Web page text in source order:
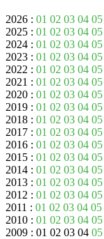
2026 : 01 02 03 04 05
2025 : 01 02 03 04 05
2024 : 01 02 03 04 05
2023 : 01 02 03 04 05
2022 : 01 02 03 04 05
2021 : 01 02 03 04 05
2020 : 01 02 03 04 05
2019 : 01 02 03 04 05
2018 : 01 02 03 04 05
2017 : 01 02 03 04 05
2016 : 01 02 03 04 05
2015 : 01 02 03 04 05
2014 : 01 02 03 04 05
2013 : 01 02 03 04 05
2012 : 01 02 03 04 05
2011 : 01 02 03 04 05
2010 : 01 02 03 04 05
2009 : 01 02 03 04 05